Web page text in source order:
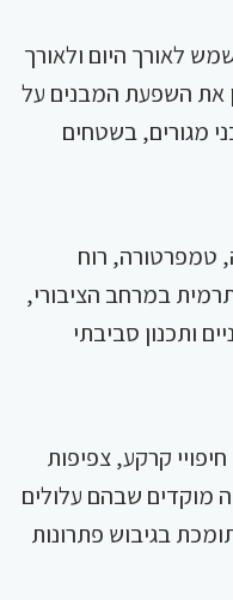
לאורך היום ולאורך
את השפעת המבנים על
מגורים, בשטחים
טמפרטורה, רוח
במרחב הציבורי,
ותכנון סביבתי
קרקע, צפיפות
מוקדים שבהם עלולים
בגיבוש פתרונות